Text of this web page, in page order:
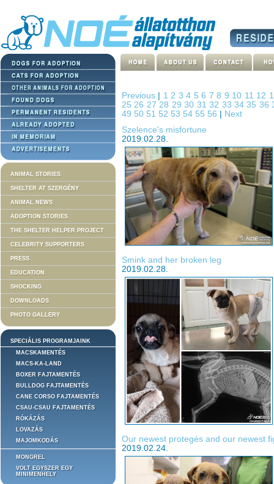
ANIMAL STORIES
SHELTER AT SZERGÉNY
ANIMAL NEWS
ADOPTION STORIES
THE SHELTER HELPER PROJECT
CELEBRITY SUPPORTERS
PRESS
EDUCATION
SHOCKING
DOWNLOADS
PHOTO GALLERY
SPECIÁLIS PROGRAMJAINK
MACSKAMENTÉS
MACS-KA-LAND
BOXER FAJTAMENTÉS
BULLDOG FAJTAMENTÉS
CANE CORSO FAJTAMENTÉS
CSAU-CSAU FAJTAMENTÉS
RÓKÁZÁS
LOVAZÁS
MAJOMKODÁS
MONGREL
VOLT EGYSZER EGY
MINIMENHELY
Previous 12 34 56 78 9 10 11 12
2526 2728 2930 3132 33 3435 36
49 50 51 52 53 54 55 56
Next
Szelence's misfortune
2019.02.28.
Smink and her broken leg
2019.02.28.
Our newest protegés and our newest
2019.02.24.